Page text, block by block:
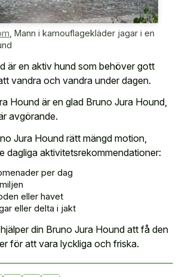
Mann i kamouflagekläder jagar i en
är en aktiv hund som behöver gott
vandra och vandra under dagen.
Hound är en glad Bruno Jura Hound,
avgörande.
Jura Hound rätt mängd motion,
dagliga aktivitetsrekommendationer:
per dag
eller havet
eller delta i jakt
din Bruno Jura Hound att få den
för att vara lyckliga och friska.